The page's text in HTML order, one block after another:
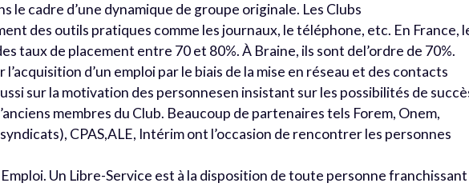
le cadre d’une dynamique de groupe originale. Les Clubs
des outils pratiques comme les journaux, le téléphone, etc. En France,
taux de placement entre 70 et 80%. À Braine, ils sont del’ordre de 70%.
l’acquisition d’un emploi par le biais de la mise en réseau et des contacts
sur la motivation des personnesen insistant sur les possibilités de
membres du Club. Beaucoup de partenaires tels Forem, Onem,
CPAS,ALE, Intérim ont l’occasion de rencontrer les personnes
Un Libre-Service est à la disposition de toute personne franchissant